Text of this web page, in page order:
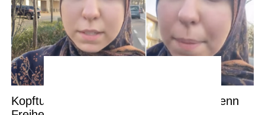
Kopftuch und Schule in Deutschland: Wenn